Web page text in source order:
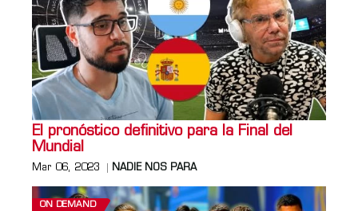
El pronóstico definitivo para la Final del
Mundial
Mar 06, 2023 NADIE NOS PARA
ON DEMAND